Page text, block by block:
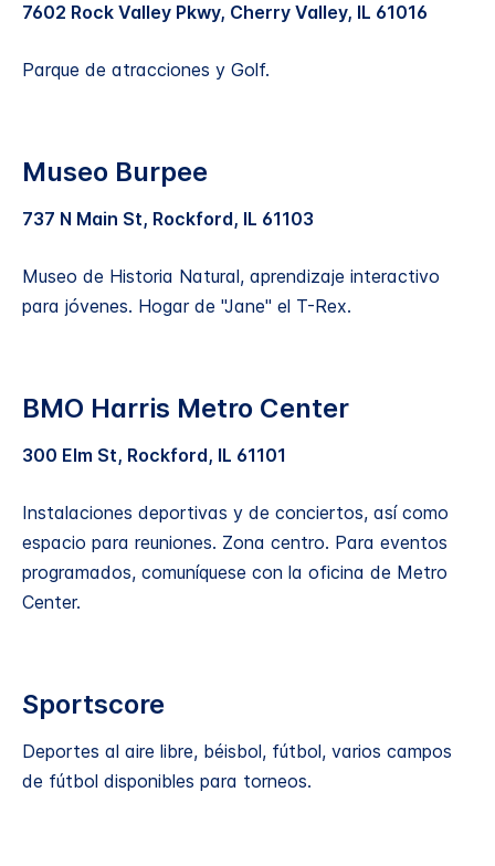
7602 Rock Valley Pkwy, Cherry Valley, IL 61016
Parque de atracciones y Golf.
Museo Burpee
737 N Main St, Rockford, IL 61103
Museo de Historia Natural, aprendizaje interactivo
para jóvenes. Hogar de "Jane" el T-Rex.
BMO Harris Metro Center
300 Elm St, Rockford, IL 61101
Instalaciones deportivas y de conciertos, así como
espacio para reuniones. Zona centro. Para eventos
programados, comuníquese con la oficina de Metro
Center.
Sportscore
Deportes al aire libre, béisbol, fútbol, varios campos
de fútbol disponibles para torneos.